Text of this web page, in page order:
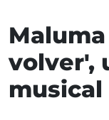
volver',
musical